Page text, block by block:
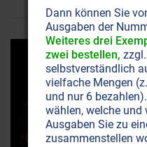
Dann können Sie
Ausgaben der
Weiteres drei
zwei bestellen,
selbstverständlich
vielfache Mengen
und nur 6
wählen, welche und
Ausgaben Sie zu
zusammenstellen